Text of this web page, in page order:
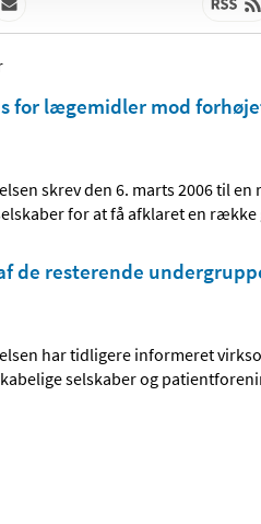
for lægemidler mod
skrev den 6. marts 2006 til
for at få afklaret en række
de resterende
har tidligere informeret
selskaber og